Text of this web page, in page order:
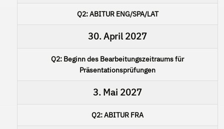
Q2: ABITUR ENG/SPA/LAT
30. April 2027
Q2: Beginn des Bearbeitungszeitraums für
Präsentationsprüfungen
3. Mai 2027
Q2: ABITUR FRA